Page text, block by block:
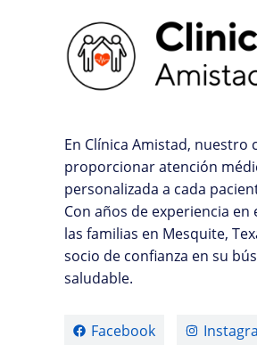
En Clínica Amistad, nuestro
proporcionar atención
personalizada a cada
Con años de experiencia
las familias en Mesquite,
socio de confianza en su
saludable.
Facebook